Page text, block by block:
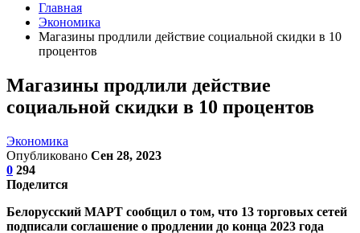
Главная
Экономика
Магазины продлили действие социальной скидки в 10
процентов
Магазины продлили действие
социальной скидки в 10 процентов
Экономика
Опубликовано Сен 28, 2023
0 294
Поделится
Белорусский МАРТ сообщил о том, что 13 торговых сетей
подписали соглашение о продлении до конца 2023 года